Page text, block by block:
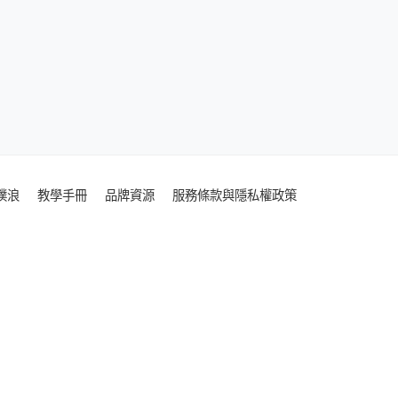
浪 教學手冊 品牌資源 服務條款與隱私權政策